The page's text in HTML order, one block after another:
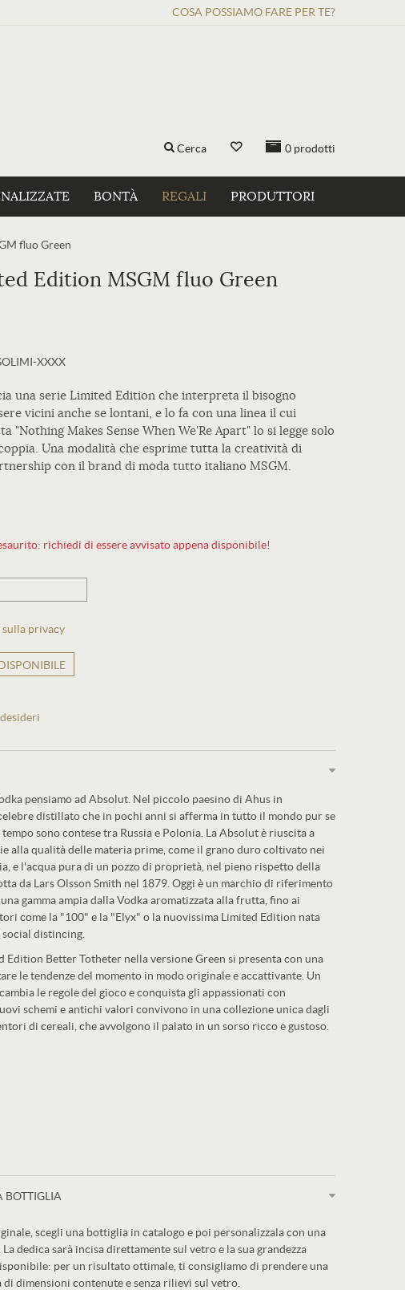
COSA POSSIAMO FARE PER TE?
0 prodotti
Cerca
BONTÀ REGALI PRODUTTORI
fluo Green
Edition MSGM fluo Green
XXXX
una serie Limited Edition che interpreta il bisogno
vicini anche se lontani, e lo fa con una linea il cui
"Nothing Makes Sense When We'Re Apart" lo si legge solo
Una modalità che esprime tutta la creatività di
con il brand di moda tutto italiano MSGM.
richiedi di essere avvisato appena disponibile!
privacy
pensiamo ad Absolut. Nel piccolo paesino di Ahus in
distillato che in pochi anni si afferma in tutto il mondo pur se
sono contese tra Russia e Polonia. La Absolut è riuscita a
alla qualità delle materia prime, come il grano duro coltivato nei
e l'acqua pura di un pozzo di proprietà, nel pieno rispetto della
da Lars Olsson Smith nel 1879. Oggi è un marchio di riferimento
gamma ampia dalla Vodka aromatizzata alla frutta, fino ai
come la "100" e la "Elyx" o la nuovissima Limited Edition nata
distincing.
Edition Better Totheter nella versione Green si presenta con una
le tendenze del momento in modo originale e accattivante. Un
le regole del gioco e conquista gli appassionati con
schemi e antichi valori convivono in una collezione unica dagli
di cereali, che avvolgono il palato in un sorso ricco e gustoso.
BOTTIGLIA
scegli una bottiglia in catalogo e poi personalizzala con una
dedica sarà incisa direttamente sul vetro e la sua grandezza
per un risultato ottimale, ti consigliamo di prendere una
dimensioni contenute e senza rilievi sul vetro.